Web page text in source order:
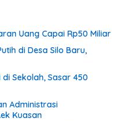
Uang Capai Rp50 Miliar
di Desa Silo Baru,
Sekolah, Sasar 450
Administrasi
Kuasan